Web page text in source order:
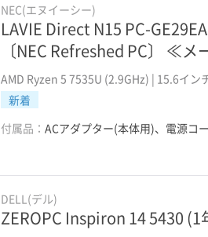
NEC(エヌイーシー)
LAVIE Direct N15 PC-
〔NEC Refreshed PC〕 ≪
AMD Ryzen 5 7535U (2.9GHz) | 15.6イ
新着
付属品：ACアダプター(本体用)、電源コ
DELL(デル)
ZEROPC Inspiron 14 5430 (1